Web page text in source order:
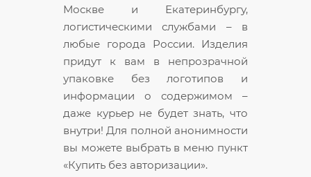
Москве и Екатеринбургу,
логистическими службами – в
любые города России. Изделия
придут к вам в непрозрачной
упаковке без логотипов и
информации о содержимом –
даже курьер не будет знать, что
внутри! Для полной анонимности
вы можете выбрать в меню пункт
«Купить без авторизации».